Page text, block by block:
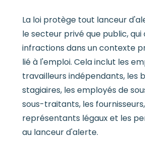
La loi protège tout lanceur
le secteur privé que public, qui
infractions dans un contexte
lié à l'emploi. Cela inclut les
travailleurs indépendants, les
stagiaires, les employés de
sous-traitants, les
représentants légaux et les
au lanceur d'alerte.